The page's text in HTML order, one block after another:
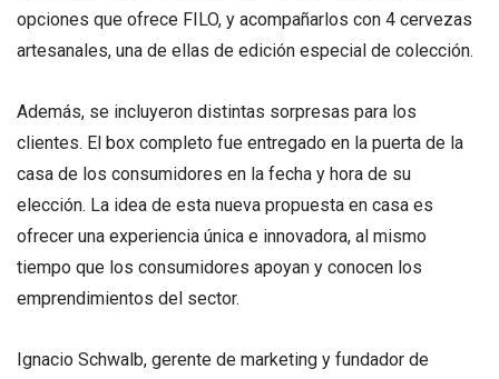
opciones que ofrece FILO, y acompañarlos con 4 cervezas
artesanales, una de ellas de edición especial de colección.
Además, se incluyeron distintas sorpresas para los
clientes. El box completo fue entregado en la puerta de la
casa de los consumidores en la fecha y hora de su
elección. La idea de esta nueva propuesta en casa es
ofrecer una experiencia única e innovadora, al mismo
tiempo que los consumidores apoyan y conocen los
emprendimientos del sector.
Ignacio Schwalb, gerente de marketing y fundador de